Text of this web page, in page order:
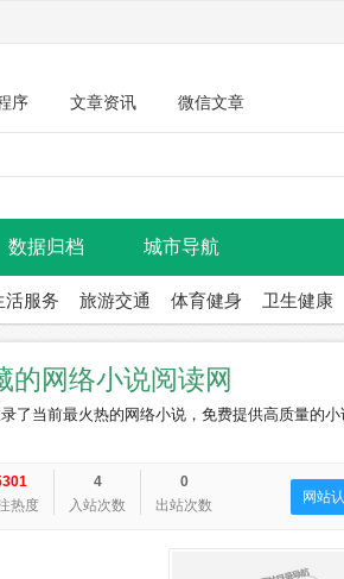
序 文章资讯 微信文章
数据归档 城市导航
活服务 旅游交通 体育健身 卫生健康
的网络小说阅读网
了当前最火热的网络小说，免费提供高质量的小
热度
4
入站次数
0
出站次数
网站